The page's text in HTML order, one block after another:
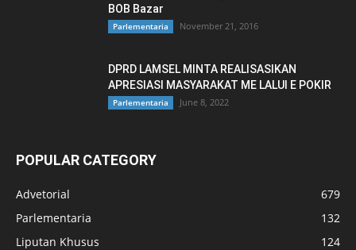
BOB Bazar
Parlementaria November 21, 2016
DPRD LAMSEL MINTA REALISASIKAN
APRESIASI MASYARAKAT ME LALUI E POKIR
Parlementaria June 8, 2022
POPULAR CATEGORY
Advetorial
679
Parlementaria
132
Liputan Khusus
124